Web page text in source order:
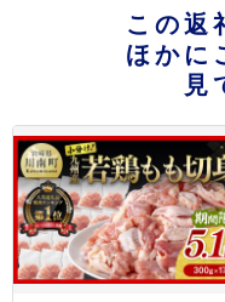
この返
ほかに
見